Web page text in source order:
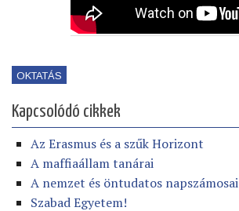
OKTATÁS
Kapcsolódó cikkek
Az Erasmus és a szűk Horizont
A maffiaállam tanárai
A nemzet és öntudatos napszámosai
Szabad Egyetem!